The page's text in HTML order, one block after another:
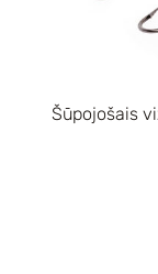
Šūpojošais